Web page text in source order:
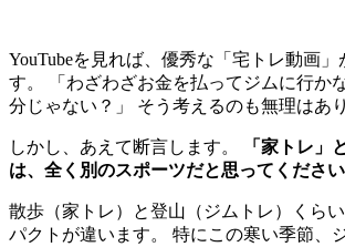
YouTubeを見れば、優秀な「宅トレ動画」
す。 「わざわざお金を払ってジムに行か
分じゃない？」 そう考えるのも無理はあ
しかし、あえて断言します。
「家トレ」
は、全く別のスポーツだと思ってください
散歩（家トレ）と登山（ジムトレ）くら
パクトが違います。 特にこの寒い季節、